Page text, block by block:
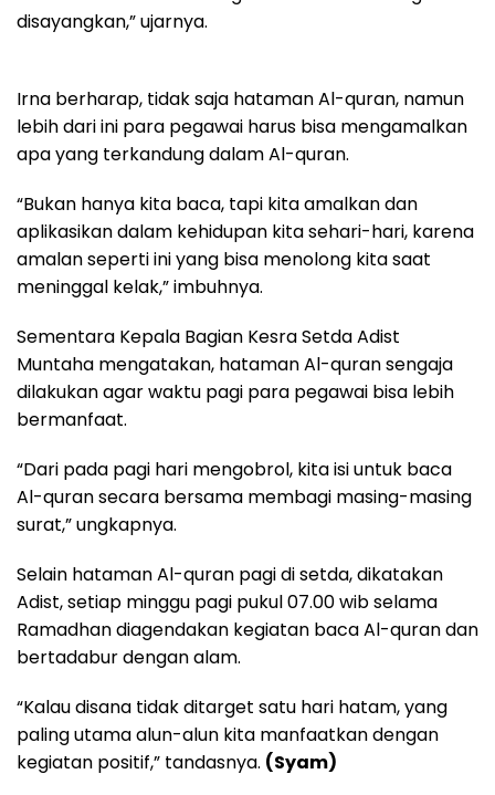
disayangkan,” ujarnya.
Irna berharap, tidak saja hataman Al-quran, namun
lebih dari ini para pegawai harus bisa mengamalkan
apa yang terkandung dalam Al-quran.
“Bukan hanya kita baca, tapi kita amalkan dan
aplikasikan dalam kehidupan kita sehari-hari, karena
amalan seperti ini yang bisa menolong kita saat
meninggal kelak,” imbuhnya.
Sementara Kepala Bagian Kesra Setda Adist
Muntaha mengatakan, hataman Al-quran sengaja
dilakukan agar waktu pagi para pegawai bisa lebih
bermanfaat.
“Dari pada pagi hari mengobrol, kita isi untuk baca
Al-quran secara bersama membagi masing-masing
surat,” ungkapnya.
Selain hataman Al-quran pagi di setda, dikatakan
Adist, setiap minggu pagi pukul 07.00 wib selama
Ramadhan diagendakan kegiatan baca Al-quran dan
bertadabur dengan alam.
“Kalau disana tidak ditarget satu hari hatam, yang
paling utama alun-alun kita manfaatkan dengan
kegiatan positif,” tandasnya. (Syam)